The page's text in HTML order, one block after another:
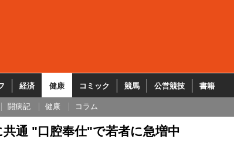
経済 健康 コミック 競馬 公営競技 書籍
闘病記 健康 コラム
通 "口腔奉仕"で若者に急増中